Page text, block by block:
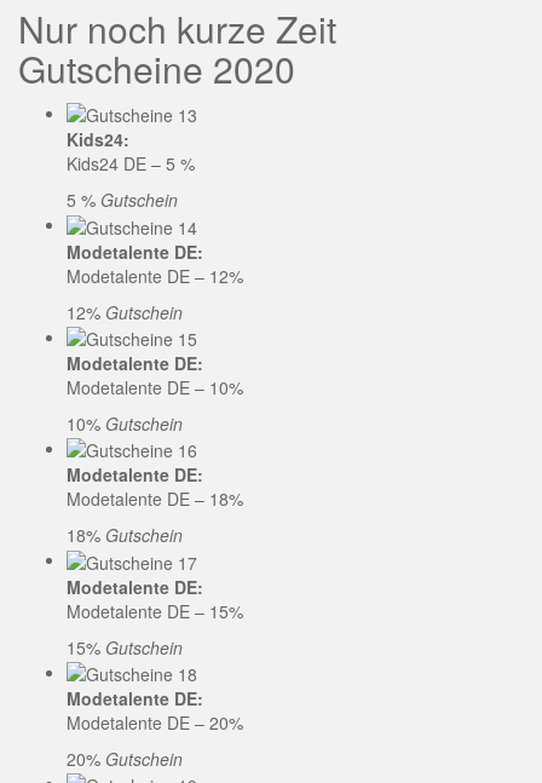
Nur noch kurze Zeit
Gutscheine 2020
Kids24:
Kids24 DE – 5 %
5 % Gutschein
Modetalente DE:
Modetalente DE – 12%
12% Gutschein
Modetalente DE:
Modetalente DE – 10%
10% Gutschein
Modetalente DE:
Modetalente DE – 18%
18% Gutschein
Modetalente DE:
Modetalente DE – 15%
15% Gutschein
Modetalente DE:
Modetalente DE – 20%
20% Gutschein